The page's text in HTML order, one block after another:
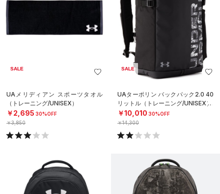
SALE
UAメリディアン スポーツタオル
（トレーニング/UNISEX）
￥2,695 30%OFF
￥3,850
SALE
UAターポリン バックパック2.0 40
リットル（トレーニング/UNISEX）
￥10,010 30%OFF
￥14,300